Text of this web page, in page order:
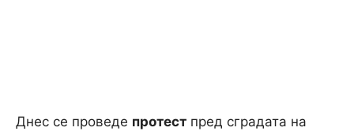
Днес се проведе протест пред сградата на